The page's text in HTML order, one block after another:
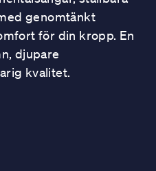
genomtänkt
för din kropp. En
djupare
kvalitet.